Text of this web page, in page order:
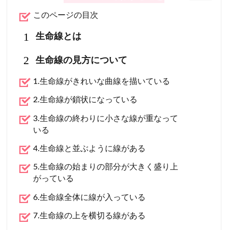
このページの目次
1 生命線とは
2 生命線の見方について
1.生命線がきれいな曲線を描いている
2.生命線が鎖状になっている
3.生命線の終わりに小さな線が重なって
いる
4.生命線と並ぶように線がある
5.生命線の始まりの部分が大きく盛り上
がっている
6.生命線全体に線が入っている
7.生命線の上を横切る線がある